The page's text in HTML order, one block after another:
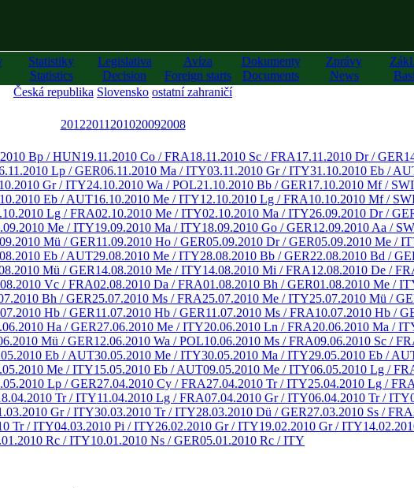
Statistiky
Statistics
Legislativa
Decision
Avíza
Foreign starts
Dokumenty
Documents
Zprávy
News
Česká republika Slovensko ostatní zahraničí
20122011 201020092008
Bp / HUN19.11.2010 Co / FRA18.11.2010 Sc / FRA17.11.2010 Dr / GER
Lp / GER06.11.2010 Ma / ITY03.11.2010 Gr / ITY31.10.2010 Eb /
Gr / ITY24.10.2010 Wa / POL21.10.2010 Bb / GER17.10.2010 Mf / SWI
Eb / AUT16.10.2010 Me / ITY12.10.2010 Lg / FRA10.10.2010 Mf /
Lg / FRA02.10.2010 Me / ITY02.10.2010 Ma / ITY26.09.2010 Dr /
Me / ITY19.09.2010 Ma / ITY18.09.2010 Go / GER12.09.2010 Aa /
Mü / GER11.09.2010 Ho / GER05.09.2010 Dr / GER05.09.2010 Me /
Eb / AUT29.08.2010 Me / ITY28.08.2010 Bb / GER22.08.2010 Bd /
Mü / GER14.08.2010 Me / ITY14.08.2010 Mi / FRA12.08.2010 De /
Vc / FRA02.08.2010 Da / FRA01.08.2010 Bh / GER01.08.2010 Me /
Bh / GER25.07.2010 Ms / FRA25.07.2010 Me / ITY25.07.2010 Mü /
Hb / GER11.07.2010 Hb / GER11.07.2010 Ms / FRA10.07.2010 Hb /
Ha / GER27.06.2010 Me / ITY20.06.2010 Ln / FRA20.06.2010 Ma /
Mü / GER12.06.2010 Wa / POL10.06.2010 Ms / FRA09.06.2010 Sc /
Eb / AUT30.05.2010 Me / ITY30.05.2010 Ma / ITY29.05.2010 Eb /
Me / ITY15.05.2010 Eb / AUT09.05.2010 Me / ITY06.05.2010 Lg /
Lp / GER27.04.2010 Cy / FRA27.04.2010 Tr / ITY25.04.2010 Lg / FRA
Tr / ITY11.04.2010 Lg / FRA07.04.2010 Gr / ITY06.04.2010 Tr / ITY
Gr / ITY30.03.2010 Tr / ITY28.03.2010 Dü / GER27.03.2010 Ss / FRA
Tr / ITY04.03.2010 Pi / ITY26.02.2010 Gr / ITY19.02.2010 Gr / ITY
Rc / ITY10.01.2010 Ns / GER05.01.2010 Rc / ITY